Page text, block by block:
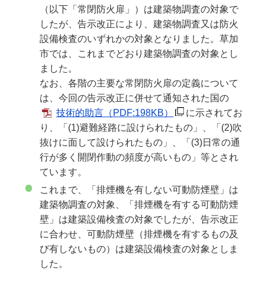
（以下「常閉防火扉」）は建築物調査の対象で
したが、告示改正により、建築物調査又は防火
設備検査のいずれかの対象となりました。草加
市では、これまでどおり建築物調査の対象とし
ました。
なお、各階の主要な常閉防火扉の定義について
は、今回の告示改正に併せて通知された国の
技術的助言 （PDF:198KB）
に示されてお
り、「(1)避難経路に設けられたもの」、「(2)吹
抜けに面して設けられたもの」、「(3)日常の通
行が多く開閉作動の頻度が高いもの」等とされ
ています。
これまで、「排煙機を有しない可動防煙壁」は
建築物調査の対象、「排煙機を有する可動防煙
壁」は建築設備検査の対象でしたが、告示改正
に合わせ、可動防煙壁（排煙機を有するもの及
び有しないもの）は建築設備検査の対象としま
した。